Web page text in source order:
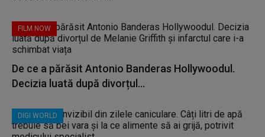
FILM NOW
De ce a părăsit Antonio Banderas Hollywoodul.
Decizia luată după divorțul...
DIGI WORLD